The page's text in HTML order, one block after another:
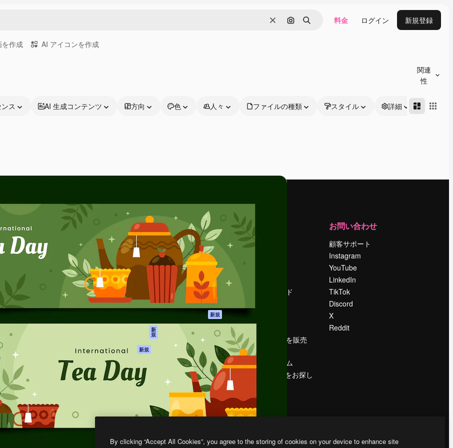
消去 画像で検索
検索 料金 ログイン 新規登録
を作成 AI アイコンを作成
関連
性
ス AI 生成コンテンツ 方向 色 人々 ファイルの種類 スタイル 詳細
ティブ制作を導くためのプラ
クリエイター、企業、代理
含む100万人以上が利用して
製品
Spaces
AI アシスタント
AI 画像生成ツール
AI 動画生成ツール
AI 音声合成ツール
ストックコンテン
Claude/ChatGPT 新
規
エージェント 新規
API
モバイルアプリ
すべてのMagnificツ
はじめに
Academy
ドキュメント
サポート
利用規約
プライバシーポリ
シー
新規
クッキーポリシー
トラストセンター
アフィリエイト
法人向け
運営
料金
検索トレンド
コンテンツを販売
する
プレスルーム
magnific.aiをお探し
お問い合わせ
顧客サポート
Instagram
YouTube
LinkedIn
TikTok
Discord
X
Reddit
2026Freepik Company S.L.U.無断複写・転載を禁じます
By clicking “Accept All Cookies”, you agree to the storing of cookies on your device to enhance site